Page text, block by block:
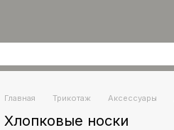
Главная Трикотаж Аксессуары
Хлопковые носки